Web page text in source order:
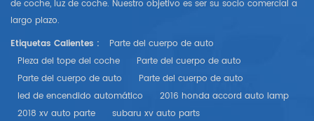
de coche, luz de coche. Nuestro objetivo es ser su socio comercial a
largo plazo.
Etiquetas Calientes :
Parte del cuerpo de auto
Pieza del tope del coche
Parte del cuerpo de auto
Parte del cuerpo de auto
Parte del cuerpo de auto
led de encendido automático
2016 honda accord auto lamp
2018 xv auto parte
subaru xv auto parts